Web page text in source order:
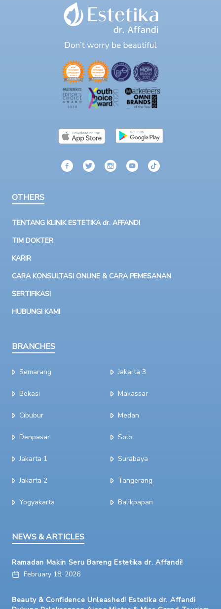
OTHERS
TENTANG KLINIK ESTETIKA dr. AFFANDI
TIM DOKTER
KARIR
CARA KONSULTASI ONLINE & CARA PEMESANAN
SERTIFIKASI
HUBUNGI KAMI
BRANCHES
Semarang
Bekasi
Cibubur
Denpasar
Jakarta 1
Jakarta 2
Yogyakarta
Jakarta 3
Makassar
Medan
Solo
Surabaya
Tangerang
Balikpapan
NEWS & ARTICLES
Ramadan Makin Seru Bareng Estetika dr. Affandi!
February 18, 2026
Beauty & Confidence Unleashed! Estetika dr. Affandi